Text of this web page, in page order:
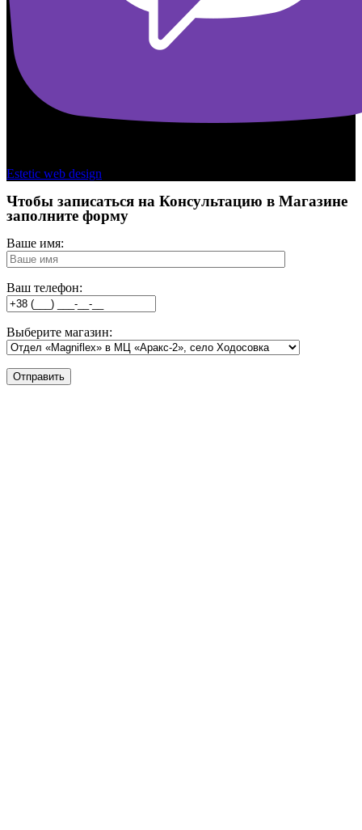
Estetic web design
Чтобы записаться на Консультацию в Магазине
заполните форму
Ваше имя:
Ваш телефон:
Выберите магазин: